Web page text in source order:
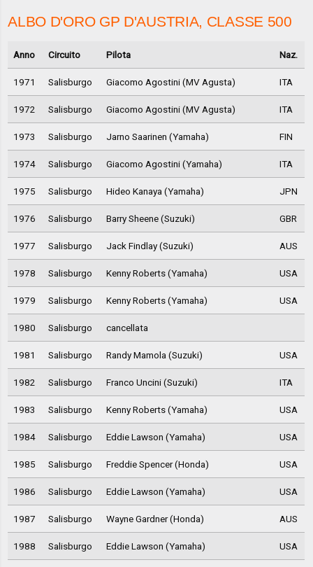
ALBO D'ORO GP D'AUSTRIA, CLASSE 500
Anno Circuito Pilota Naz.
1971 Salisburgo Giacomo Agostini (MV Agusta) ITA
1972 Salisburgo Giacomo Agostini (MV Agusta) ITA
1973 Salisburgo Jarno Saarinen (Yamaha) FIN
1974 Salisburgo Giacomo Agostini (Yamaha) ITA
1975 Salisburgo Hideo Kanaya (Yamaha) JPN
1976 Salisburgo Barry Sheene (Suzuki) GBR
1977 Salisburgo Jack Findlay (Suzuki) AUS
1978 Salisburgo Kenny Roberts (Yamaha) USA
1979 Salisburgo Kenny Roberts (Yamaha) USA
1980 Salisburgo cancellata
1981 Salisburgo Randy Mamola (Suzuki) USA
1982 Salisburgo Franco Uncini (Suzuki) ITA
1983 Salisburgo Kenny Roberts (Yamaha) USA
1984 Salisburgo Eddie Lawson (Yamaha) USA
1985 Salisburgo Freddie Spencer (Honda) USA
1986 Salisburgo Eddie Lawson (Yamaha) USA
1987 Salisburgo Wayne Gardner (Honda) AUS
1988 Salisburgo Eddie Lawson (Yamaha) USA